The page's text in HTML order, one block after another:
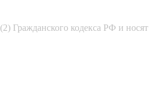
Гражданского кодекса РФ и носят